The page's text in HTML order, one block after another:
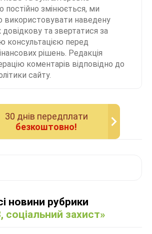
постійно змінюється, ми
використовувати наведену
та звертатися за
консультацією перед
рішень. Редакція
коментарів відповідно до
сайту.
30 днiв передплати
безкоштовно!
новини рубрики
соціальний захист»